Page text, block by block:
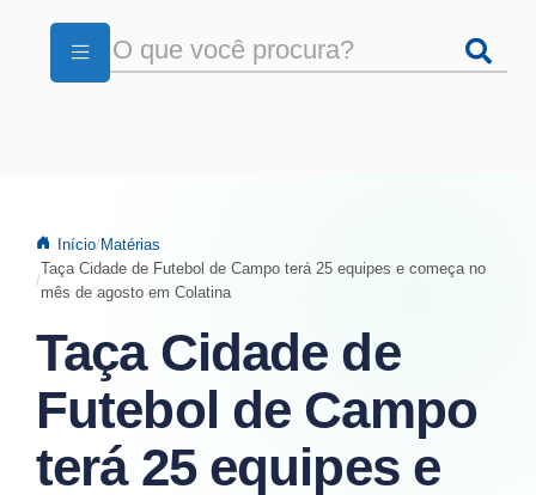
Início Matérias
Taça Cidade de Futebol de Campo terá 25 equipes e começa no
mês de agosto em Colatina
Taça Cidade de
Futebol de Campo
terá 25 equipes e